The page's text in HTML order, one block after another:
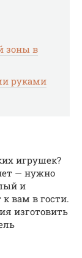
зоны в
руками
игрушек?
— нужно
и
вам в гости.
изготовить